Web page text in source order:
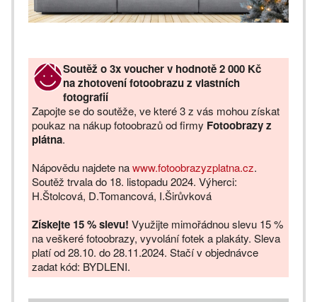
Soutěž o 3x voucher v hodnotě 2 000 Kč
na zhotovení fotoobrazu z vlastních
fotografií
Zapojte se do soutěže, ve které 3 z vás mohou získat
poukaz na nákup fotoobrazů od firmy Fotoobrazy z
plátna.
Nápovědu najdete nawww.fotoobrazyzplatna.cz.
Soutěž trvala do 18. listopadu 2024. Výherci:
H.Štolcová, D.Tomancová, I.Širůvková
Získejte 15 % slevu! Využijte mimořádnou slevu 15 %
na veškeré fotoobrazy, vyvolání fotek a plakáty. Sleva
platí od 28.10. do 28.11.2024. Stačí v objednávce
zadat kód: BYDLENI.